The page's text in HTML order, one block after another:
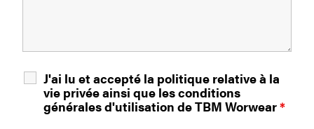
J'ai lu et accepté la politique relative à la
vie privéeainsi que lesconditions
générales d'utilisation de TBM Worwear*